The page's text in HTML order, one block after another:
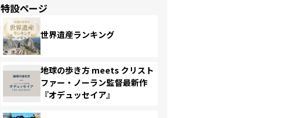
特設ページ
世界遺産ランキング
地球の歩き方 meets クリスト
ファー・ノーラン監督最新作
『オデュッセイア』